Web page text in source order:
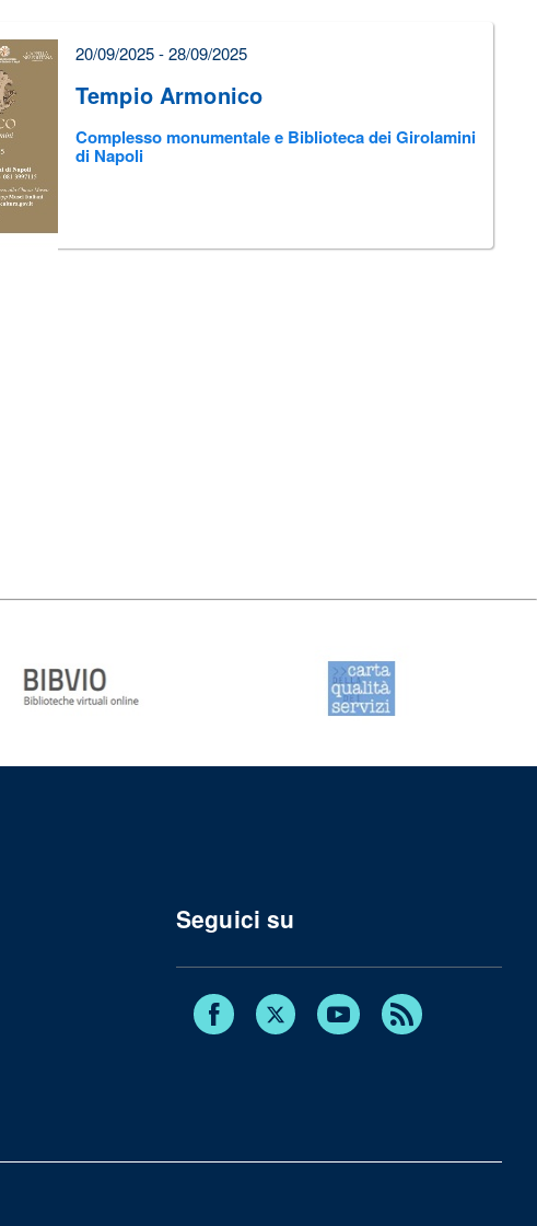
20/09/2025 - 28/09/2025
Tempio Armonico
Complesso monumentale e Biblioteca dei Girolamini
di Napoli
Seguici su
Facebook Twitter Youtube